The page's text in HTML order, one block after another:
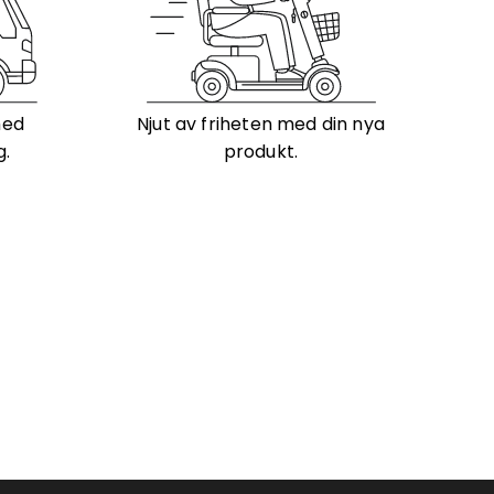
Njut av friheten med din nya
produkt.